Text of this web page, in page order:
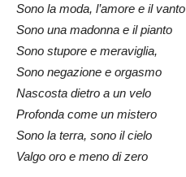
Sono la moda, l’amore e il vanto
Sono una madonna e il pianto
Sono stupore e meraviglia,
Sono negazione e orgasmo
Nascosta dietro a un velo
Profonda come un mistero
Sono la terra, sono il cielo
Valgo oro e meno di zero